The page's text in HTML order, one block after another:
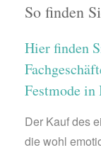
So finden
Hier finden
Festmode in
Der Kauf des
die wohl